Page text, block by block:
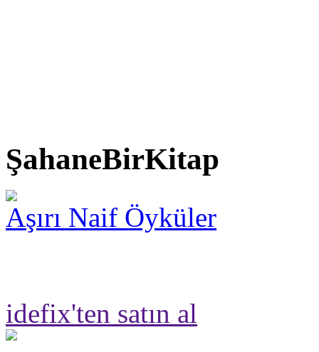
ŞahaneBirKitap
Aşırı Naif Öyküler
idefix'ten satın al